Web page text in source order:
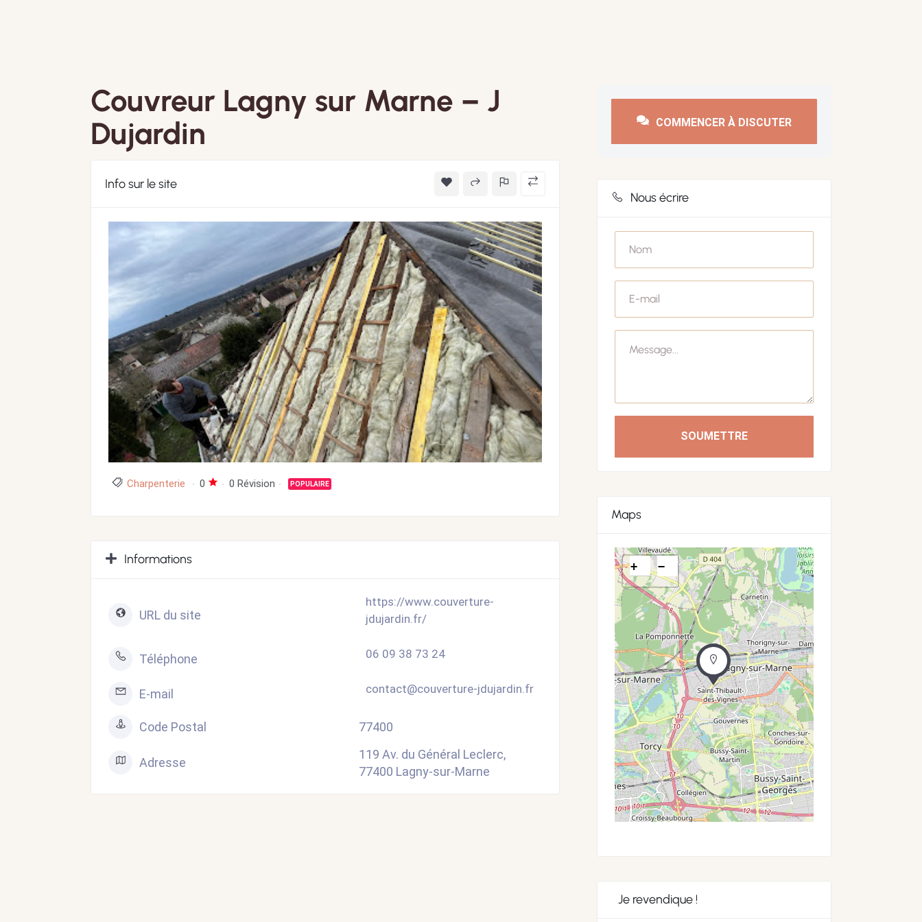
Couvreur Lagny sur Marne – J
Dujardin
Info sur le site
Charpenterie 0 0 Révision POPULAIRE
Informations
URL du site
https://www.couverture-
jdujardin.fr/
Téléphone 06 09 38 73 24
E-mail contact@couverture-jdujardin.fr
Code Postal 77400
Adresse
119 Av. du Général Leclerc,
77400 Lagny-sur-Marne
COMMENCER À DISCUTER
Nous écrire
SOUMETTRE
Maps
+ −
Je revendique !